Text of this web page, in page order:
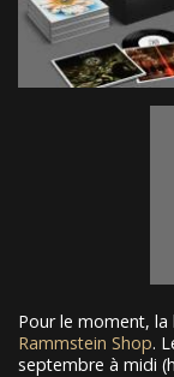
Pour le moment,
Rammstein Shop.
septembre à midi